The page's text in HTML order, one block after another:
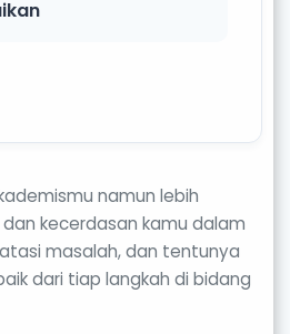
namun lebih
kecerdasan kamu dalam
masalah, dan tentunya
dari tiap langkah di bidang